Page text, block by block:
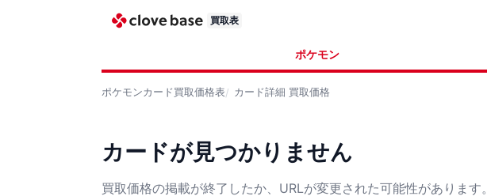
買取表
ポケモン
ポケモンカード買取価格表 カード詳細 買取価格
カードが見つかりません
買取価格の掲載が終了したか、URLが変更された可能性があります。